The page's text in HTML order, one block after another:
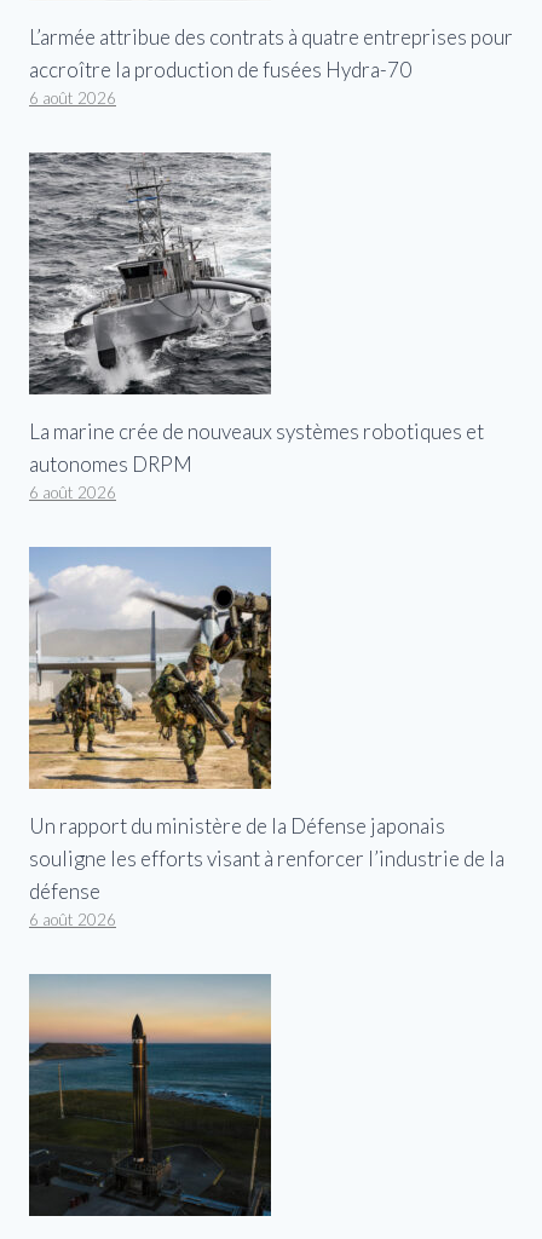
L’armée attribue des contrats à quatre entreprises pour
accroître la production de fusées Hydra-70
6 août 2026
La marine crée de nouveaux systèmes robotiques et
autonomes DRPM
6 août 2026
Un rapport du ministère de la Défense japonais
souligne les efforts visant à renforcer l’industrie de la
défense
6 août 2026